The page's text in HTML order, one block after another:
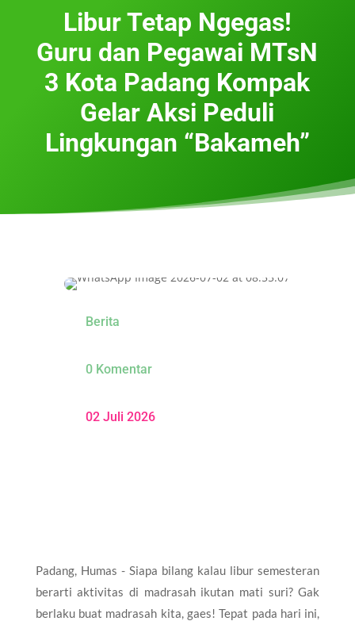
Libur Tetap Ngegas!
Guru dan Pegawai MTsN
3 Kota Padang Kompak
Gelar Aksi Peduli
Lingkungan “Bakameh”
Berita
0 Komentar
02 Juli 2026
Padang, Humas - Siapa bilang kalau libur semesteran
berarti aktivitas di madrasah ikutan mati suri? Gak
berlaku buat madrasah kita, gaes! Tepat pada hari ini,